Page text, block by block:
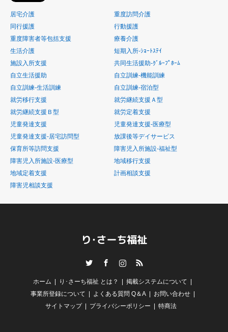
居宅介護
重度訪問介護
同行援護
行動援護
重度障害者等包括支援
療養介護
生活介護
短期入所-ｼｮｰﾄｽﾃｲ
施設入所支援
共同生活援助-ｸﾞﾙｰﾌﾟﾎｰﾑ
自立生活援助
自立訓練-機能訓練
自立訓練-生活訓練
自立訓練-宿泊型
就労移行支援
就労継続支援Ａ型
就労継続支援Ｂ型
就労定着支援
児童発達支援
児童発達支援-医療型
児童発達支援-居宅訪問型
放課後等デイサービス
保育所等訪問支援
障害児入所施設-福祉型
障害児入所施設-医療型
地域移行支援
地域定着支援
計画相談支援
障害児相談支援
RSS
ホーム り･さーち福祉 とは？
掲載システムについて
事業所登録について
よくある質問 Q＆A
お問い合わせ
サイトマップ
プライバシーポリシー 特商法